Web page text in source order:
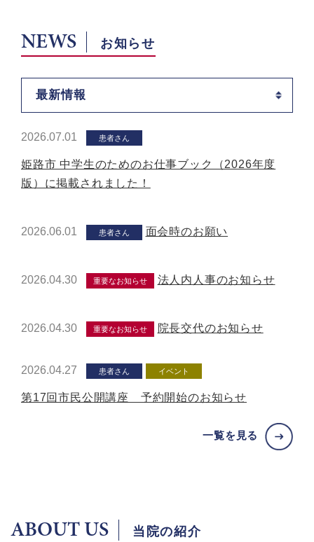
NEWS お知らせ
最新情報
2026.07.01 患者さん
姫路市 中学生のためのお仕事ブック（2026年度
版）に掲載されました！
2026.06.01 患者さん 面会時のお願い
2026.04.30 重要なお知らせ 法人内人事のお知らせ
2026.04.30 重要なお知らせ 院長交代のお知らせ
2026.04.27 患者さん イベント
第17回市民公開講座 予約開始のお知らせ
一覧を見る
ABOUT US 当院の紹介